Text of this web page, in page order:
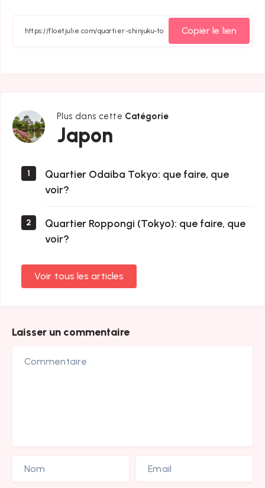
FacebookTwitterEmail Whatsapp
Copier le lien
Plus dans cette Catégorie
Japon
Japon
1
Quartier Odaiba Tokyo: que faire, que
voir?
2
Quartier Roppongi (Tokyo): que faire, que
voir?
Voir tous les articles
Laisser un commentaire